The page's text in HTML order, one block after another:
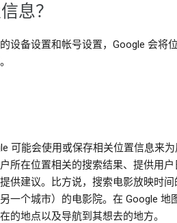
息？
设备设置和帐号设置，Google 会将
可能会使用或保存相关位置信息来
所在位置相关的搜索结果、提供用户
供建议。比方说，搜索电影放映时间
一个城市）的电影院。在 Google 地
的地点以及导航到其想去的地方。